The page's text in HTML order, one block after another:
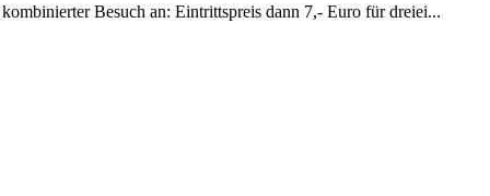
Besuch an: Eintrittspreis dann 7,- Euro für dreiei...